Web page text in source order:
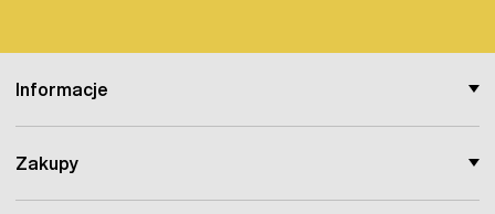
Informacje
Zakupy